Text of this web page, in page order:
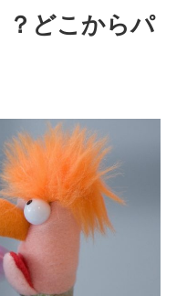
？どこからパ